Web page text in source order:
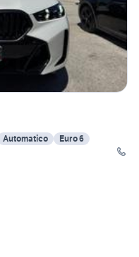
Automatico
Euro 6